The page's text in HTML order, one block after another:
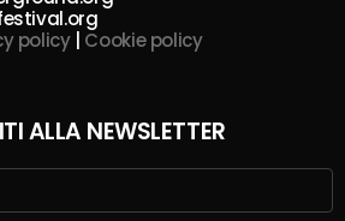
policy| Cookie policy
ALLA NEWSLETTER